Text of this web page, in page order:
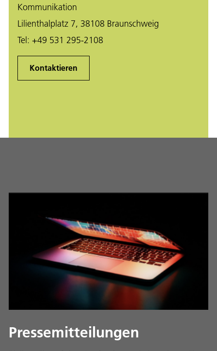
Kommunikation
Lilienthalplatz 7, 38108 Braunschweig
Tel: +49 531 295-2108
Kontaktieren
Pressemitteilungen